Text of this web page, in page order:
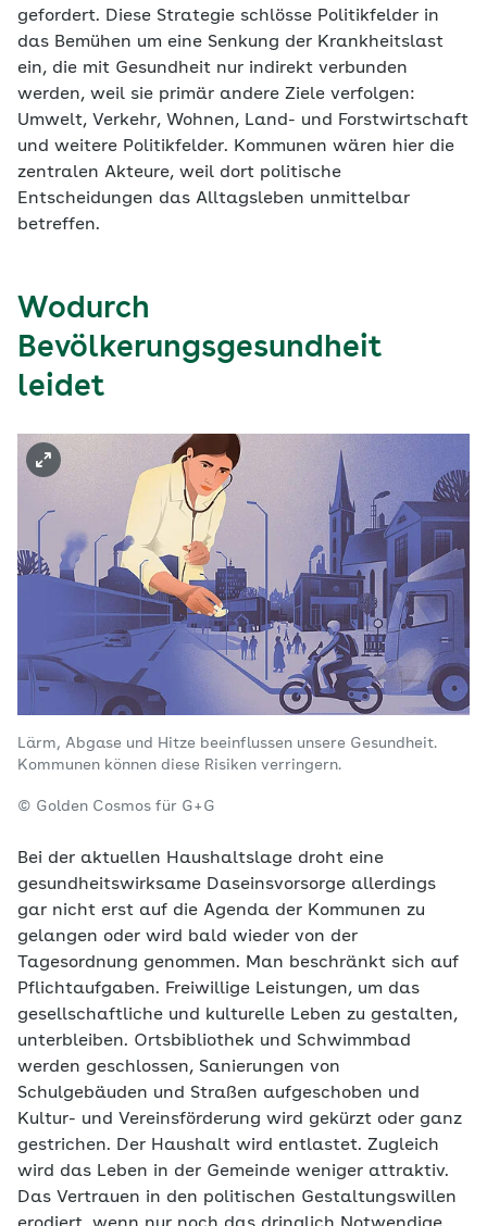
gefordert. Diese Strategie schlösse Politikfelder in
das Bemühen um eine Senkung der Krankheitslast
ein, die mit Gesundheit nur indirekt verbunden
werden, weil sie primär andere Ziele verfolgen:
Umwelt, Verkehr, Wohnen, Land- und Forstwirtschaft
und weitere Politikfelder. Kommunen wären hier die
zentralen Akteure, weil dort politische
Entscheidungen das Alltagsleben unmittelbar
betreffen.
Wodurch
Bevölkerungsgesundheit
leidet
Lärm, Abgase und Hitze beeinflussen unsere Gesundheit.
Kommunen können diese Risiken verringern.
© Golden Cosmos für G+G
Bei der aktuellen Haushaltslage droht eine
gesundheitswirksame Daseinsvorsorge allerdings
gar nicht erst auf die Agenda der Kommunen zu
gelangen oder wird bald wieder von der
Tagesordnung genommen. Man beschränkt sich auf
Pflichtaufgaben. Freiwillige Leistungen, um das
gesellschaftliche und kulturelle Leben zu gestalten,
unterbleiben. Ortsbibliothek und Schwimmbad
werden geschlossen, Sanierungen von
Schulgebäuden und Straßen aufgeschoben und
Kultur- und Vereinsförderung wird gekürzt oder ganz
gestrichen. Der Haushalt wird entlastet. Zugleich
wird das Leben in der Gemeinde weniger attraktiv.
Das Vertrauen in den politischen Gestaltungswillen